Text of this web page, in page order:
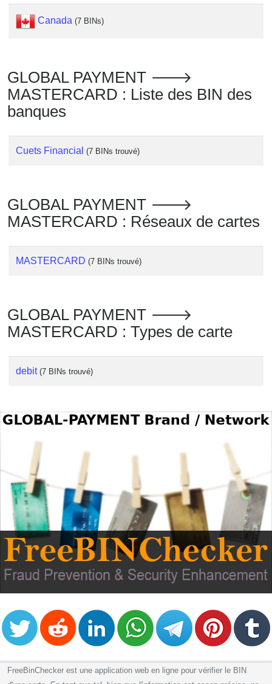
Canada (7 BINs)
GLOBAL PAYMENT 🡒
MASTERCARD : Liste des BIN des
banques
Cuets Financial (7 BINs trouvé)
GLOBAL PAYMENT 🡒
MASTERCARD : Réseaux de cartes
MASTERCARD (7 BINs trouvé)
GLOBAL PAYMENT 🡒
MASTERCARD : Types de carte
debit (7 BINs trouvé)
FreeBinChecker est une application web en ligne pour vérifier le BIN